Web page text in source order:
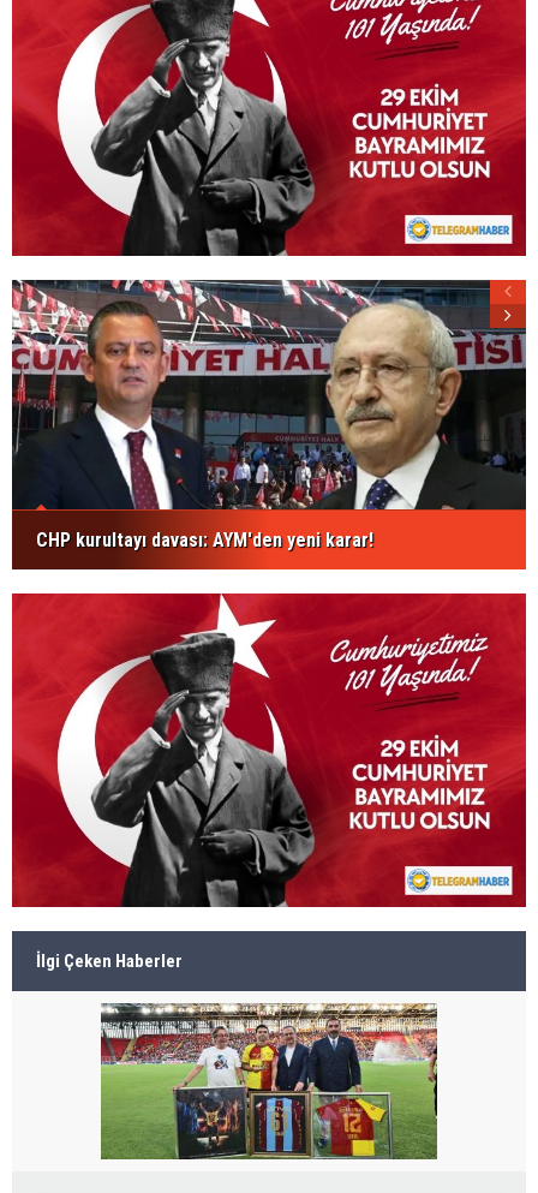
CHP kurultayı davası: AYM'den yeni karar!
İlgi Çeken Haberler